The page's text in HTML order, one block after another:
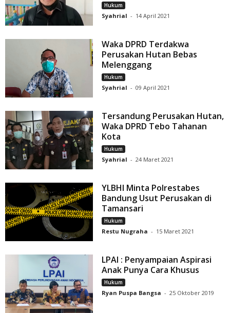
Hukum
Syahrial - 14 April 2021
Waka DPRD Terdakwa
Perusakan Hutan Bebas
Melenggang
Hukum
Syahrial - 09 April 2021
Tersandung Perusakan Hutan,
Waka DPRD Tebo Tahanan
Kota
Hukum
Syahrial - 24 Maret 2021
YLBHI Minta Polrestabes
Bandung Usut Perusakan di
Tamansari
Hukum
Restu Nugraha - 15 Maret 2021
LPAI : Penyampaian Aspirasi
Anak Punya Cara Khusus
Hukum
Ryan Puspa Bangsa - 25 Oktober 2019